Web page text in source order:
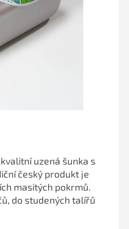
uzená šunka s
český produkt je
masitých pokrmů.
do studených talířů